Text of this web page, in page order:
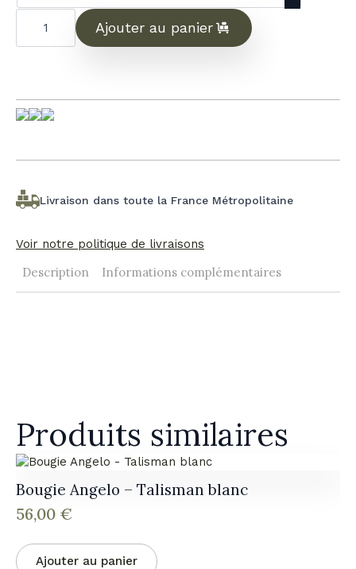
quantité
Maasaï
Ajouter au panier
Livraison dans toute la France Métropolitaine
Voir notre politique de livraisons
Description Informations complémentaires
Produits similaires
Bougie Angelo – Talisman blanc
56,00 €
Ajouter au panier